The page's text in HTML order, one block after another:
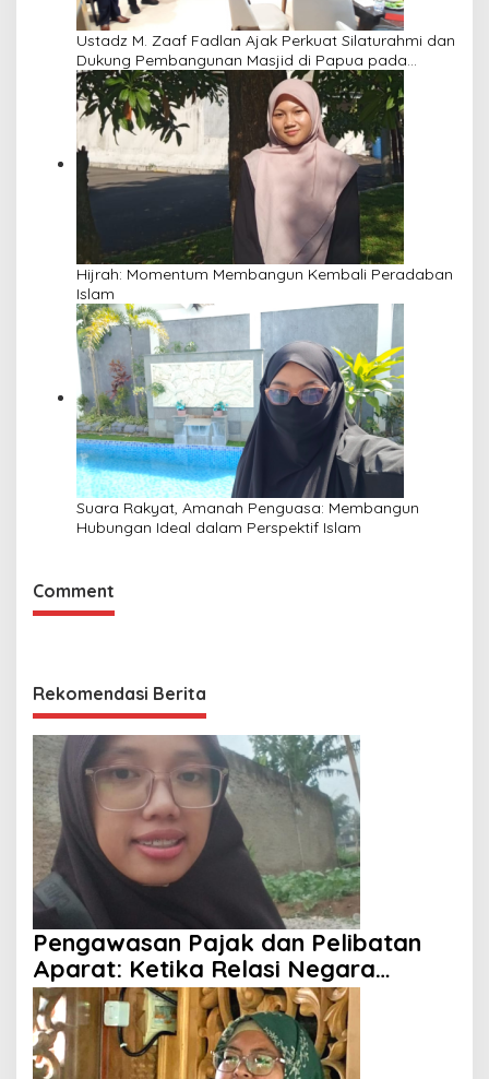
Ustadz M. Zaaf Fadlan Ajak Perkuat Silaturahmi dan
Dukung Pembangunan Masjid di Papua pada
Pengajian Yayasan Alimbas Insan Cita
Hijrah: Momentum Membangun Kembali Peradaban
Islam
Suara Rakyat, Amanah Penguasa: Membangun
Hubungan Ideal dalam Perspektif Islam
Comment
Rekomendasi Berita
Pengawasan Pajak dan Pelibatan
Aparat: Ketika Relasi Negara
dengan Rakyat Dipertanyakan